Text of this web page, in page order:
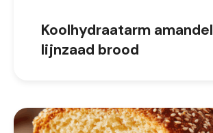
Koolhydraatarm amandel
lijnzaad brood